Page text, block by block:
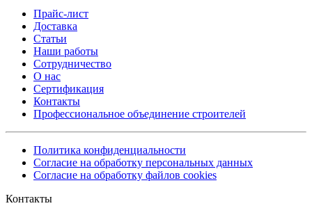
Прайс-лист
Доставка
Статьи
Наши работы
Сотрудничество
О нас
Сертификация
Контакты
Профессиональное объединение строителей
Политика конфиденциальности
Согласие на обработку персональных данных
Согласие на обработку файлов cookies
Контакты